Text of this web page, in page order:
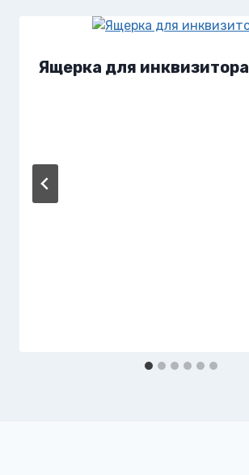
Ящерка для инквизитора